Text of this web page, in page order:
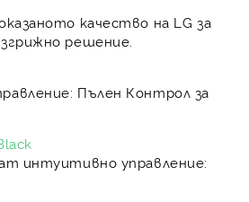
качество на LG за
решение.
Пълен Контрол за
интуитивно управление: